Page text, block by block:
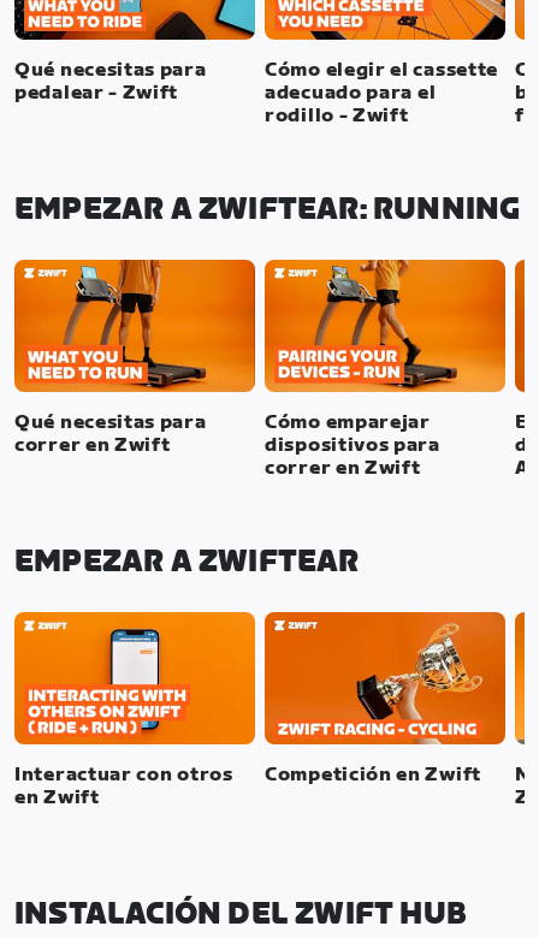
Qué necesitas para
pedalear - Zwift
Cómo elegir el cassette
adecuado para el
rodillo - Zwift
EMPEZAR A ZWIFTEAR: RUNNING
Qué necesitas para
correr en Zwift
Cómo emparejar
dispositivos para
correr en Zwift
EMPEZAR A ZWIFTEAR
Interactuar con otros
en Zwift
Competición en Zwift
INSTALACIÓN DEL ZWIFT HUB